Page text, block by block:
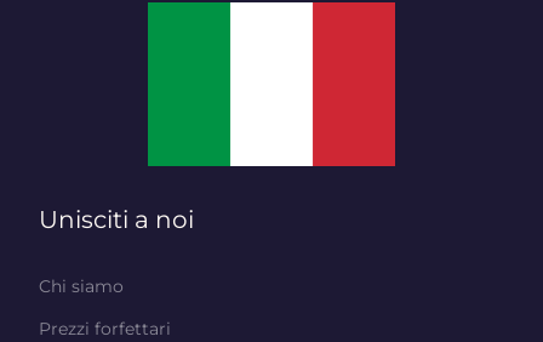
Unisciti a noi
Chi siamo
Prezzi forfettari